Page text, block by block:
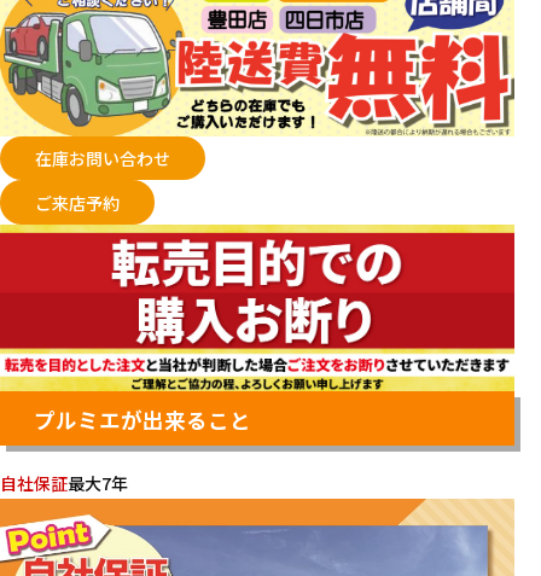
在庫お問い合わせ
ご来店予約
プルミエが出来ること
自社保証最大7年